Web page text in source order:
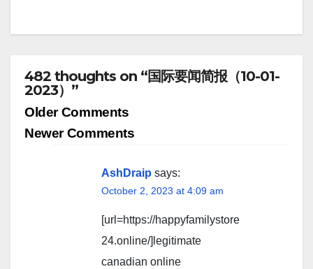
482 thoughts on “国际要闻简报（10-01-
2023）”
Comment
navigation
Older Comments
Newer Comments
AshDraip says:
October 2, 2023 at 4:09 am
[url=https://happyfamilystore
24.online/]legitimate
canadian online